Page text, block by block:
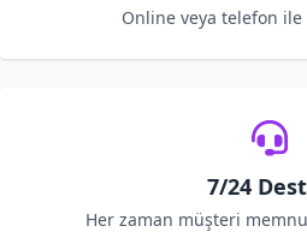
Online veya telefon ile
7/24
Her zaman müşteri